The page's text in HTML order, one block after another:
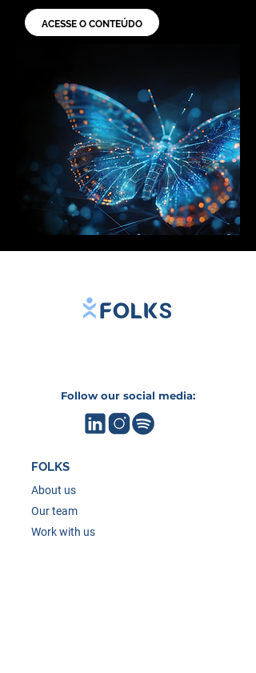
ACESSE O CONTEÚDO
Follow our social media:
FOLKS
About us
Our team
Work with us